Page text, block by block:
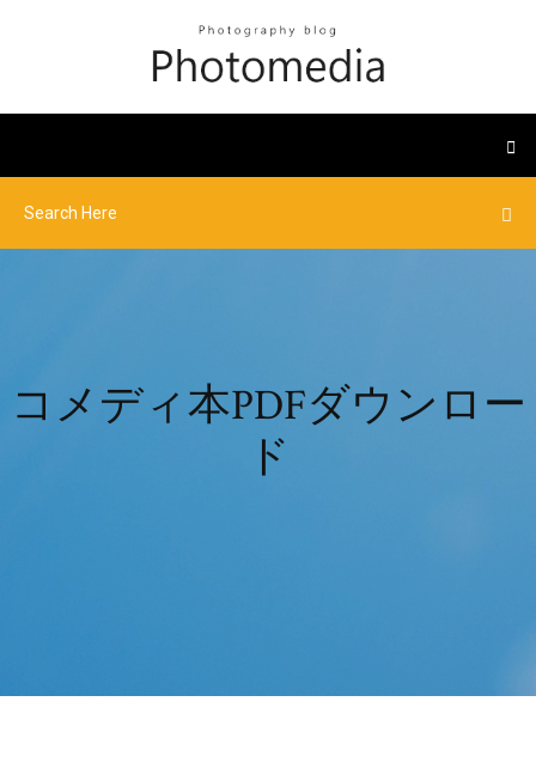
コメディ本PDFダウンロー
ド